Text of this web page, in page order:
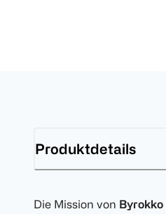
Produktdetails
Die Mission von Byrokko